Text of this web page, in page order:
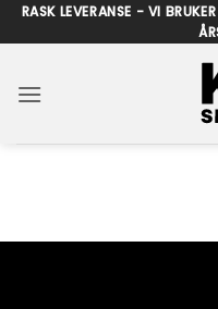
Skip
to
RASK LEVERANSE - VI